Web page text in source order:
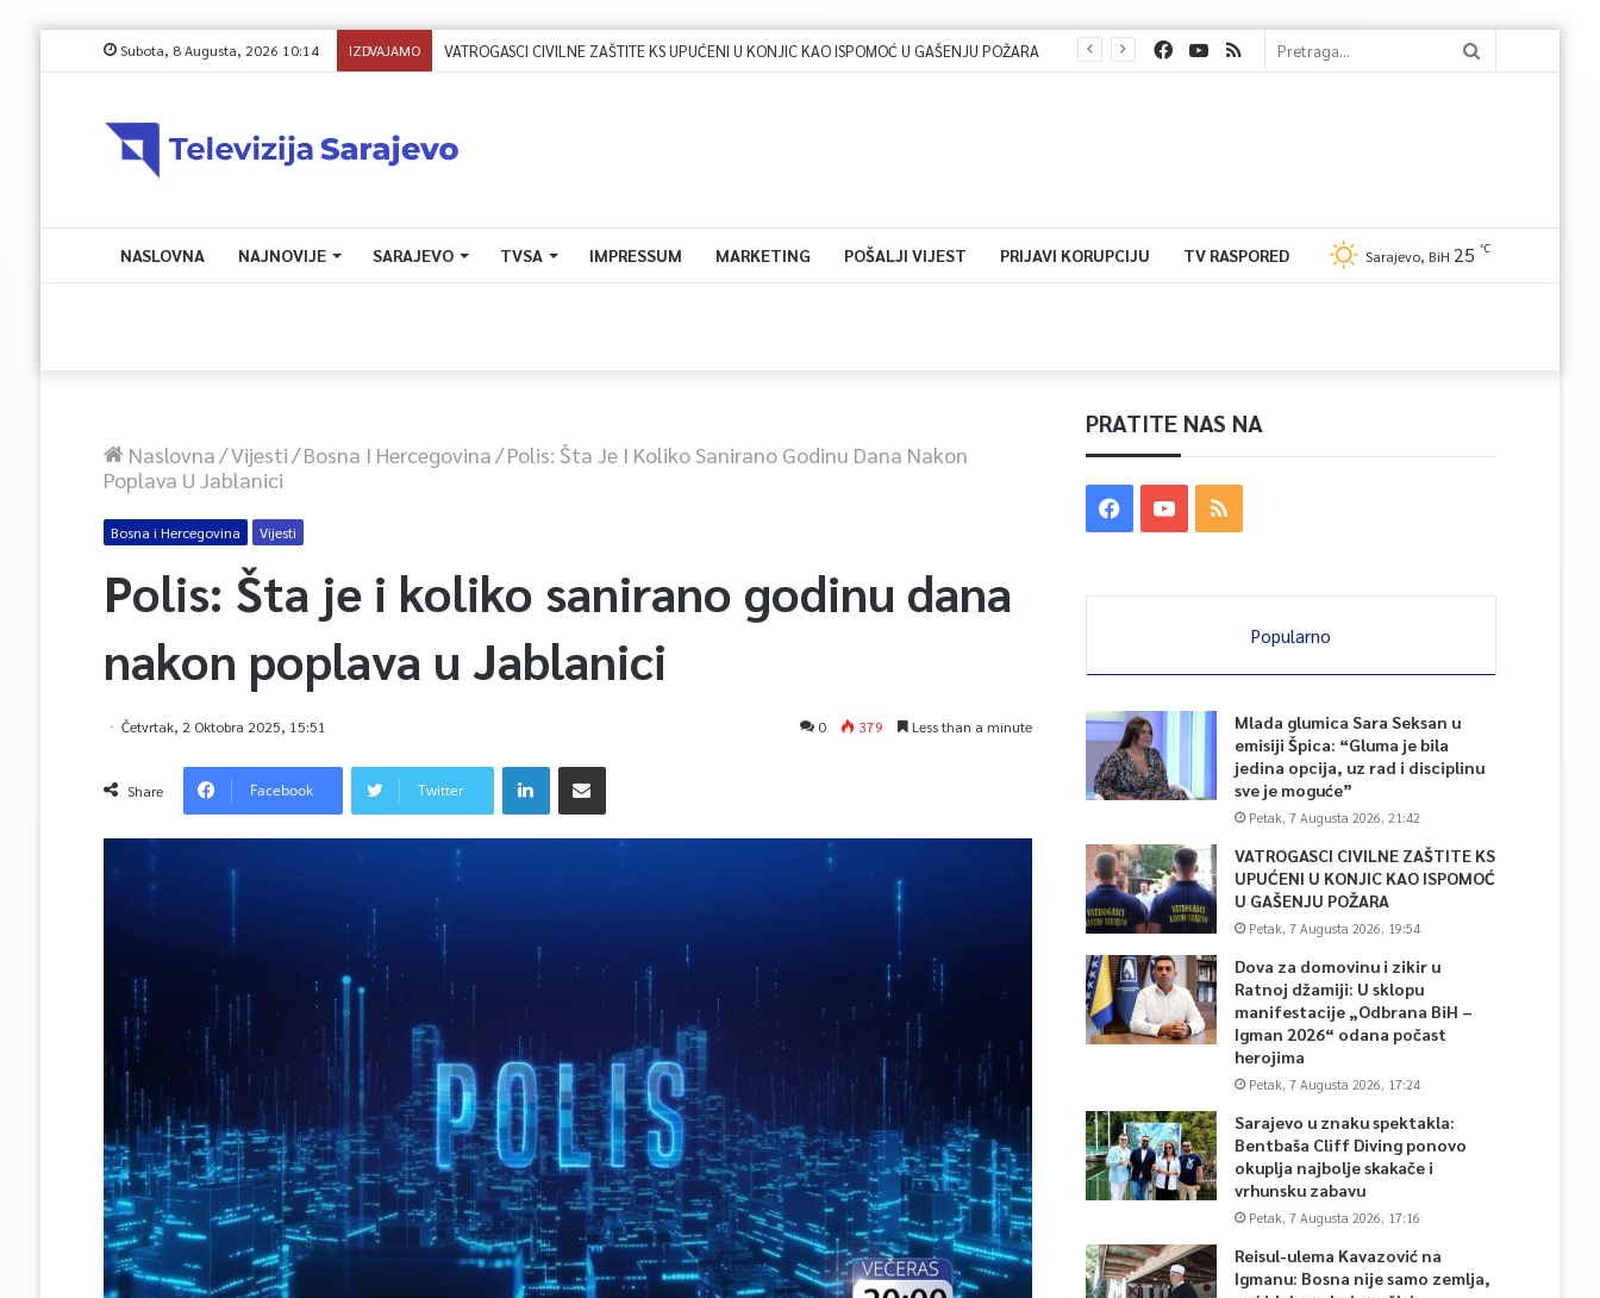
Subota, 8 Augusta, 2026 10:14 IZDVAJAMO
NASLOVNA NAJNOVIJE SARAJEVO TVSA IMPRESSUM MARKETING POŠALJI VIJEST PRIJAVI KORUPCIJU TV RASPORED Sarajevo, BiH 25 ℃
Naslovna/Vijesti/Bosna I Hercegovina/Polis: Šta Je I Koliko Sanirano Godinu Dana Nakon
Poplava U Jablanici
Bosna i Hercegovina Vijesti
Polis: Šta je i koliko sanirano godinu dana
nakon poplava u Jablanici
Četvrtak, 2 Oktobra 2025, 15:51 0 379 Less than a minute
Share Facebook Twitter
PRATITE NAS NA
Popularno
Mlada glumica Sara Seksan u
emisiji Špica: “Gluma je bila
jedina opcija, uz rad i disciplinu
sve je moguće”
Petak, 7 Augusta 2026, 21:42
VATROGASCI CIVILNE ZAŠTITE KS
UPUĆENI U KONJIC KAO ISPOMOĆ
U GAŠENJU POŽARA
Petak, 7 Augusta 2026, 19:54
Dova za domovinu i zikir u
Ratnoj džamiji: U sklopu
manifestacije „Odbrana BiH –
Igman 2026“ odana počast
herojima
Petak, 7 Augusta 2026, 17:24
Sarajevo u znaku spektakla:
Bentbaša Cliff Diving ponovo
okuplja najbolje skakače i
vrhunsku zabavu
Petak, 7 Augusta 2026, 17:16
Reisul-ulema Kavazović na
Igmanu: Bosna nije samo zemlja,